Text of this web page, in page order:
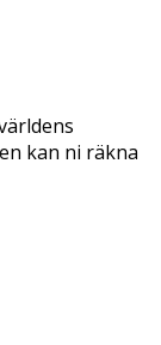
kan ni räkna